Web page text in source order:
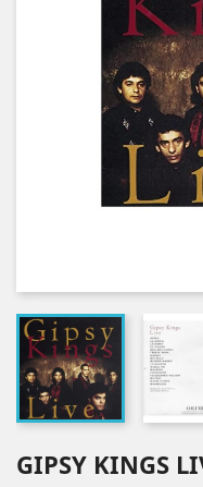
GIPSY KINGS